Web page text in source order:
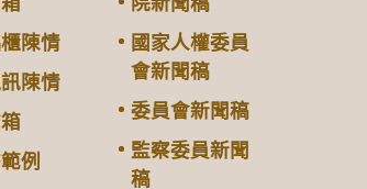
陳情
陳情
例
國家人權委員
會新聞稿
委員會新聞稿
監察委員新聞
稿